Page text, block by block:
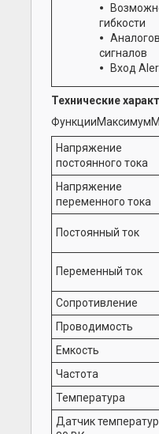
гибкости
сигналов
Вход
Технические
Напряжение
постоянного тока
Напряжение
переменного тока
Постоянный ток
Переменный ток
Сопротивление
Проводимость
Емкость
Частота
Температура
Датчик